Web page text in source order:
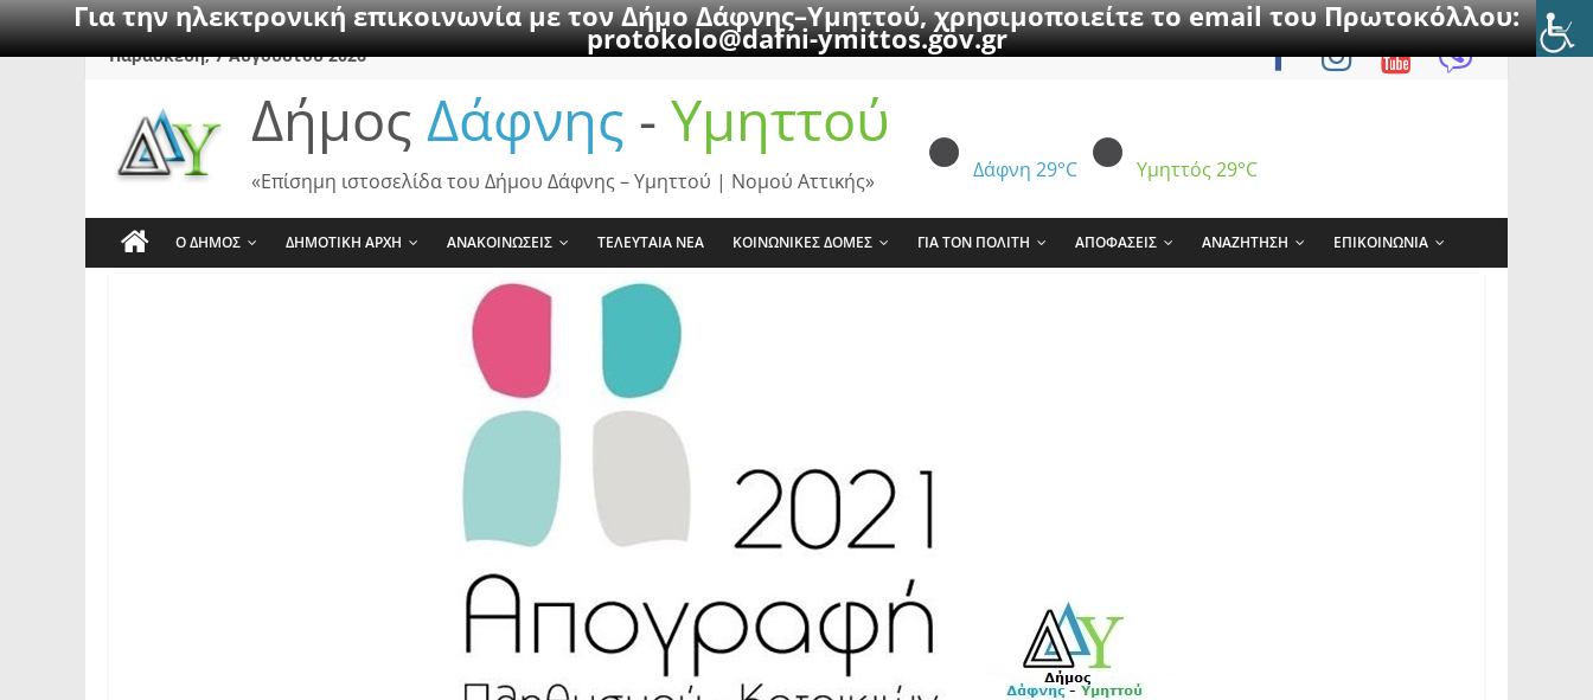
Για την ηλεκτρονική επικοινωνία με τον Δήμο Δάφνης–Υμηττού, χρησιμοποιείτε το email του Πρωτοκόλλου:
protokolo@dafni-ymittos.gov.gr
SkipΠαρασκευή, 7 Αυγούστου 2026
Δήμος Δάφνης - Υμηττού
Δάφνη 29°C Υμηττός 29°C
«Επίσημη ιστοσελίδα του Δήμου Δάφνης – Υμηττού | Νομού Αττικής»
Ο ΔΗΜΟΣ ΔΗΜΟΤΙΚΗ ΑΡΧΗ ΑΝΑΚΟΙΝΩΣΕΙΣ ΤΕΛΕΥΤΑΙΑ ΝΕΑ ΚΟΙΝΩΝΙΚΕΣ ΔΟΜΕΣ ΓΙΑ ΤΟΝ ΠΟΛΙΤΗ ΑΠΟΦΑΣΕΙΣ ΑΝΑΖΗΤΗΣΗ ΕΠΙΚΟΙΝΩΝΙΑ